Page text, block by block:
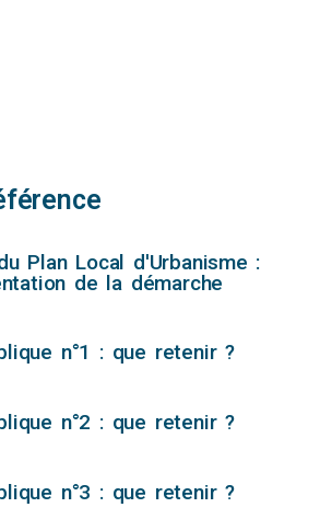
Plan Local d'Urbanisme :
de la démarche
n°1 : que retenir ?
n°2 : que retenir ?
n°3 : que retenir ?